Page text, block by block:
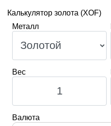
Калькулятор золота (XOF)
Металл
Вес
Валюта